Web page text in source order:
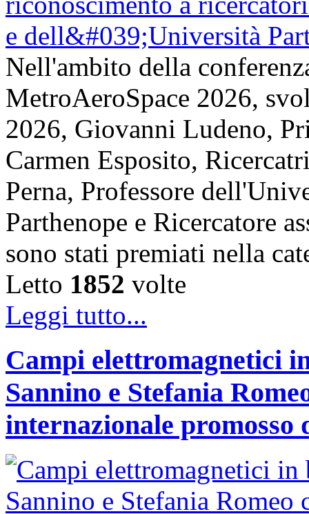
Nell'ambito della
MetroAeroSpace 2026,
2026, Giovanni Ludeno,
Carmen Esposito,
Perna, Professore
Parthenope e Ricercatore
sono stati premiati nella
Letto 1852 volte
Leggi tutto...
Campi elettromagnetici
Sannino e Stefania
internazionale promosso